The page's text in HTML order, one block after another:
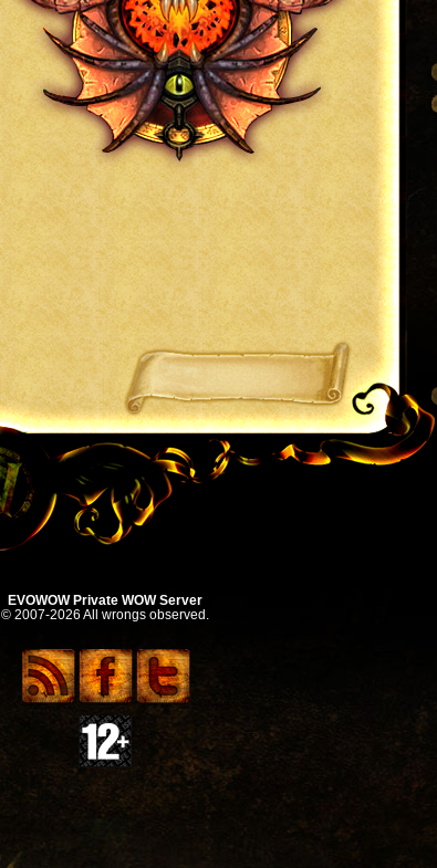
EVOWOW Private WOW Server
© 2007-2026 All wrongs observed.